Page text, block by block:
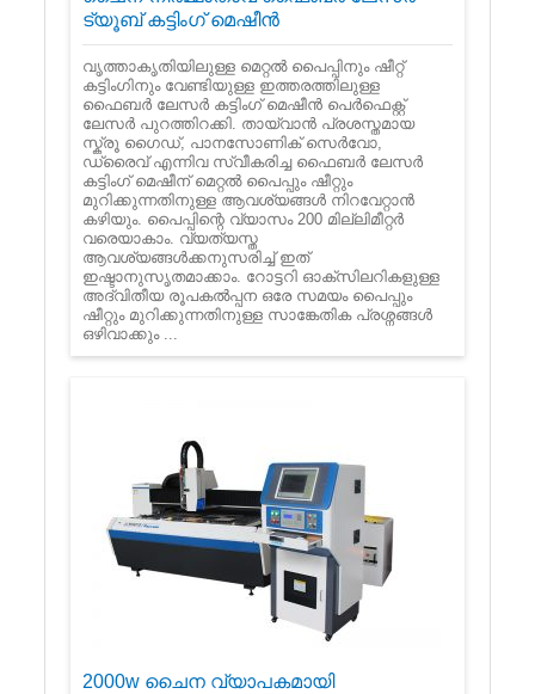
ട്യൂബ് കട്ടിംഗ് മെഷീൻ
വൃത്താകൃതിയിലുള്ള മെറ്റൽ പൈപ്പിനും ഷീറ്റ്
കട്ടിംഗിനും വേണ്ടിയുള്ള ഇത്തരത്തിലുള്ള
ഫൈബർ ലേസർ കട്ടിംഗ് മെഷീൻ പെർഫെക്റ്റ്
ലേസർ പുറത്തിറക്കി. തായ്‌വാൻ പ്രശസ്തമായ
സ്ക്രൂ ഗൈഡ്, പാനസോണിക് സെർവോ,
ഡ്രൈവ് എന്നിവ സ്വീകരിച്ച ഫൈബർ ലേസർ
കട്ടിംഗ് മെഷീന് മെറ്റൽ പൈപ്പും ഷീറ്റും
മുറിക്കുന്നതിനുള്ള ആവശ്യങ്ങൾ നിറവേറ്റാൻ
കഴിയും. പൈപ്പിന്റെ വ്യാസം 200 മില്ലിമീറ്റർ
വരെയാകാം. വ്യത്യസ്ത
ആവശ്യങ്ങൾക്കനുസരിച്ച് ഇത്
ഇഷ്ടാനുസൃതമാക്കാം. റോട്ടറി ഓക്സിലറികളുള്ള
അദ്വിതീയ രൂപകൽപ്പന ഒരേ സമയം പൈപ്പും
ഷീറ്റും മുറിക്കുന്നതിനുള്ള സാങ്കേതിക പ്രശ്നങ്ങൾ
ഒഴിവാക്കും ...
2000w ചൈന വ്യാപകമായി